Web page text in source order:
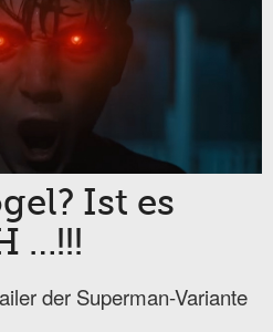
Ist es
…!!!
der Superman-Variante